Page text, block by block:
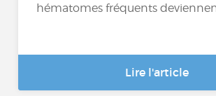
hématomes fréquents
Lire l'article